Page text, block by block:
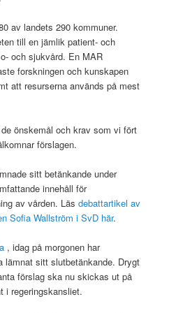
av landets 290 kommuner.
till en jämlik patient- och
och sjukvård. En MAR
forskningen och kunskapen
att resurserna används på mest
önskemål och krav som vi fört
förslagen.
sitt betänkande under
innehåll för
av vården. Läsdebattartikel av
Sofia Wallström i SvD här.
, idag på morgonen har
lämnat sitt slutbetänkande. Drygt
förslag ska nu skickas ut på
i regeringskansliet.